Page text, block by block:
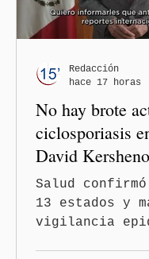
simple opinión
No hay brote
ciclosporiasis
David
Salud confirmó
13 estados y
vigilancia
Redacción
hace 17 horas